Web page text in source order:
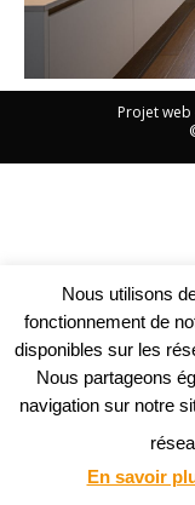
Projet web
Nous utilisons
fonctionnement de
disponibles sur les
Nous partageons
navigation sur notre
En savoir